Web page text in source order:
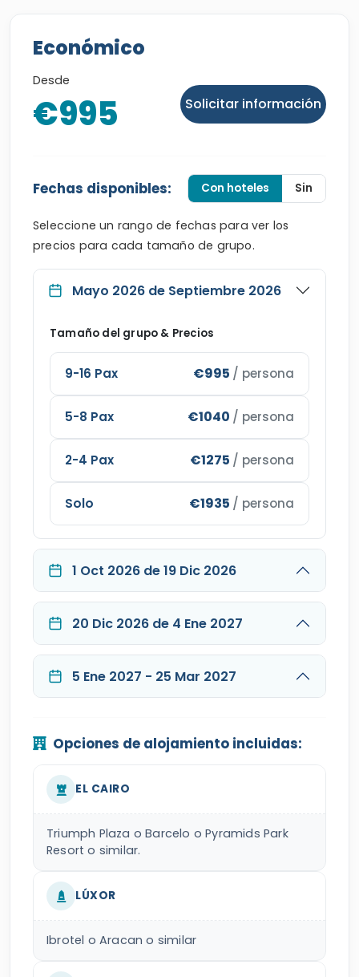
Económico
Desde
€995 Solicitar información
Fechas disponibles: Con hoteles Sin
Seleccione un rango de fechas para ver los
precios para cada tamaño de grupo.
Mayo 2026 de Septiembre 2026
Tamaño del grupo & Precios
9-16 Pax €995 / persona
5-8 Pax €1040 / persona
2-4 Pax €1275 / persona
Solo €1935 / persona
1 Oct 2026 de 19 Dic 2026
20 Dic 2026 de 4 Ene 2027
5 Ene 2027 - 25 Mar 2027
Opciones de alojamiento incluidas:
EL CAIRO
Triumph Plaza o Barcelo o Pyramids Park
Resort o similar.
LÚXOR
Ibrotel o Aracan o similar